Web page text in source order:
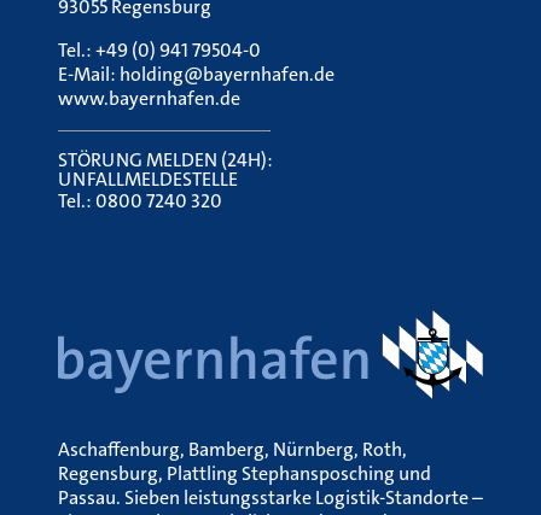
93055 Regensburg
Tel.:+49 (0) 941 79504-0
E-Mail: holding@bayernhafen.de
www.bayernhafen.de
STÖRUNG MELDEN (24H):
UNFALLMELDESTELLE
Tel.:0800 7240 320
Aschaffenburg, Bamberg, Nürnberg, Roth,
Regensburg, Plattling Stephansposching und
Passau. Sieben leistungsstarke Logistik-Standorte –